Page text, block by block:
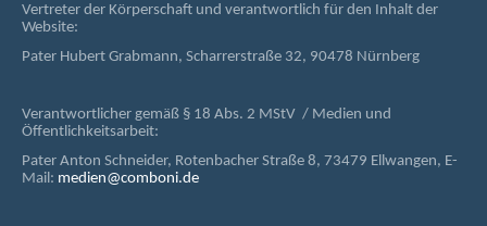
Vertreter der Körperschaft und verantwortlich für den Inhalt der
Website:
Pater Hubert Grabmann, Scharrerstraße 32, 90478 Nürnberg
Verantwortlicher gemäß § 18 Abs. 2 MStV / Medien und
Öffentlichkeitsarbeit:
Pater Anton Schneider, Rotenbacher Straße 8, 73479 Ellwangen, E-
Mail: medien@comboni.de